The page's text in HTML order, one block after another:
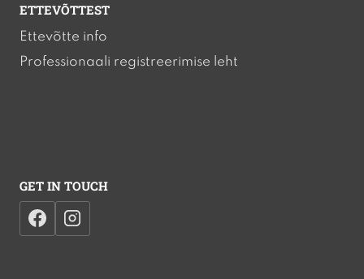
ETTEVÕTTEST
Ettevõtte info
Professionaali registreerimise leht
GET IN TOUCH